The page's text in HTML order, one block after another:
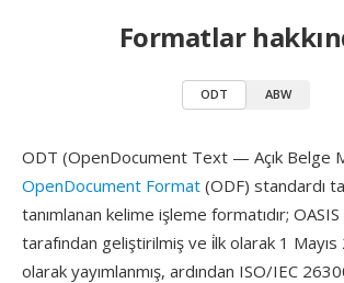
Formatlar
ODT ABW
ODT (OpenDocument Text — Açık Belge
OpenDocument Format (ODF) standardı
tanımlanan kelime işleme formatıdır;
tarafından geliştirilmiş ve i̇lk olarak 1
olarak yayımlanmış, ardından ISO/IEC